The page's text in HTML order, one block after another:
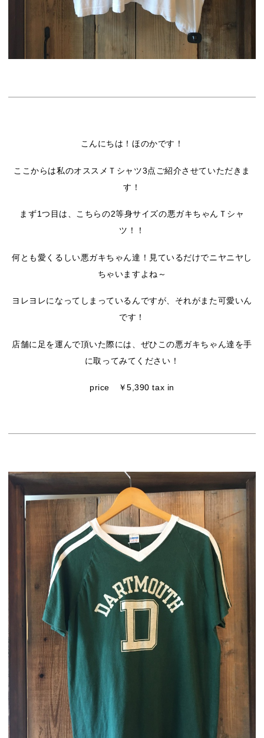
こんにちは！ほのかです！
ここからは私のオススメＴシャツ3点ご紹介させていただきま
す！
まず1つ目は、こちらの2等身サイズの悪ガキちゃんＴシャ
ツ！！
何とも愛くるしい悪ガキちゃん達！見ているだけでニヤニヤし
ちゃいますよね～
ヨレヨレになってしまっているんですが、それがまた可愛いん
です！
店舗に足を運んで頂いた際には、ぜひこの悪ガキちゃん達を手
に取ってみてください！
price ￥5,390 tax in